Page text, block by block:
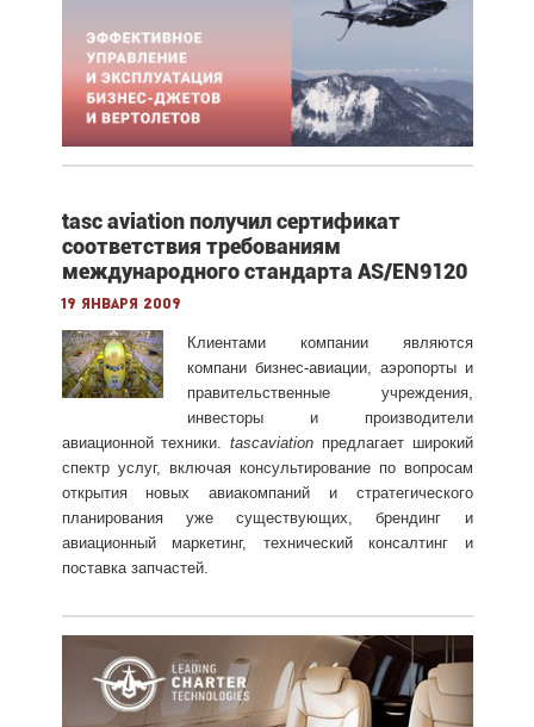
tasc aviation получил сертификат
соответствия требованиям
международного стандарта AS/EN9120
19 января 2009
Клиентами компании являются
компани бизнес-авиации, аэропорты и
правительственные учреждения,
инвесторы и производители
авиационной техники. tascaviation предлагает широкий
спектр услуг, включая консультирование по вопросам
открытия новых авиакомпаний и стратегического
планирования уже существующих, брендинг и
авиационный маркетинг, технический консалтинг и
поставка запчастей.